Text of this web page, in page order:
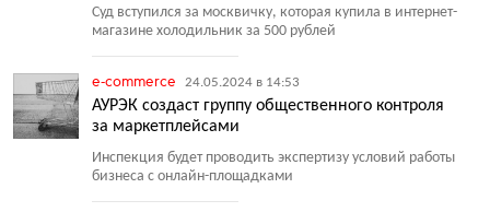
Суд вступился за москвичку, которая купила в интернет-
магазине холодильник за 500 рублей
e-commerce 24.05.2024 в 14:53
АУРЭК создаст группу общественного контроля
за маркетплейсами
Инспекция будет проводить экспертизу условий работы
бизнеса с онлайн-площадками